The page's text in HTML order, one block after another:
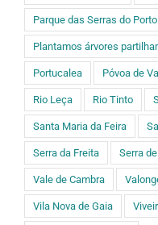
Parque das Serras do Porto
Plantamos árvores
Portucalea Póvoa de
Rio Leça Rio Tinto
Santa Maria da Feira
Serra da Freita Serra
Vale de Cambra
Vila Nova de Gaia